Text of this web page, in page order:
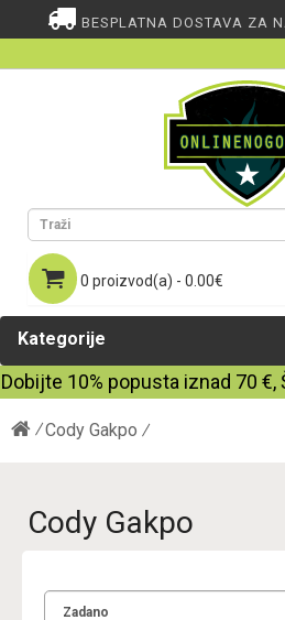
BESPLATNA DOSTAVA ZA
0 proizvod(a) - 0.00€
Kategorije
Dobijte 10% popusta iznad 70 €,
Cody Gakpo
Cody Gakpo